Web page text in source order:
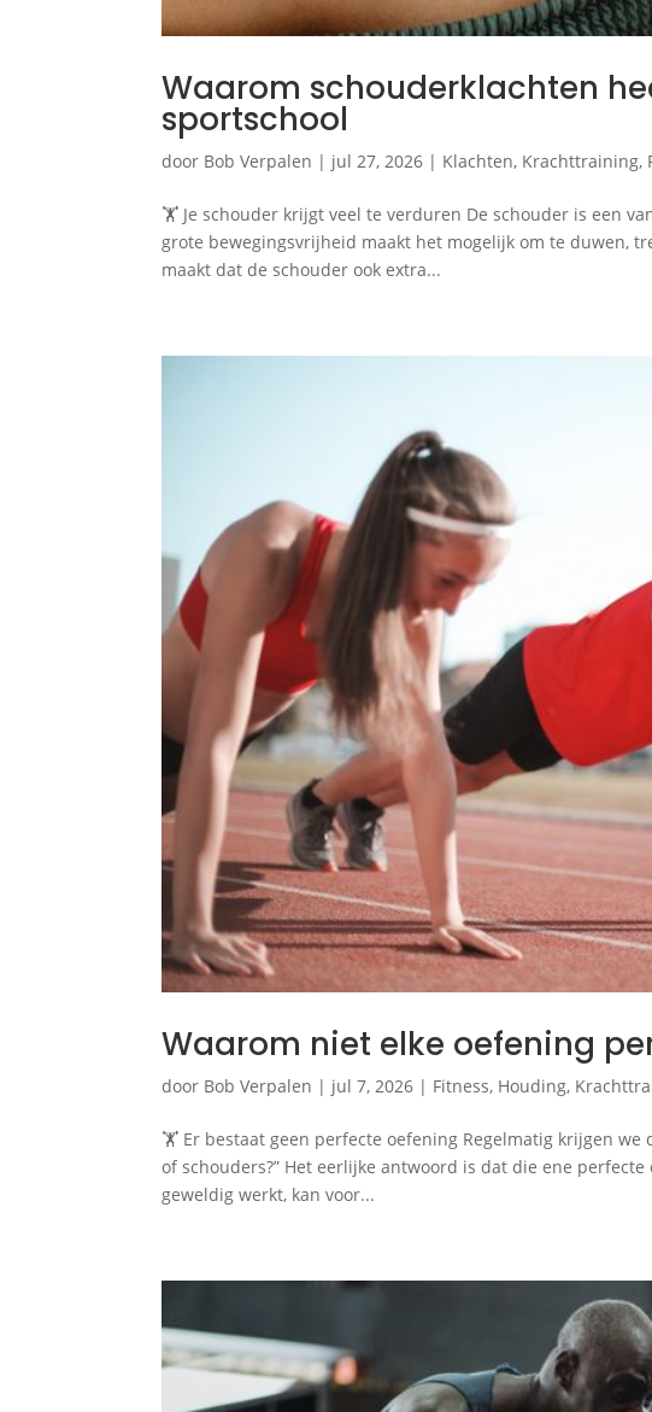
Waarom schouderklachten
sportschool
door Bob Verpalen | jul 27, 2026 | Klachten, Krachttraining,
🏋️ Je schouder krijgt veel te verduren De schouder is een
grote bewegingsvrijheid maakt het mogelijk om te duwen,
maakt dat de schouder ook extra...
Waarom niet elke oefening
door Bob Verpalen | jul 7, 2026 | Fitness, Houding,
🏋️ Er bestaat geen perfecte oefening Regelmatig krijgen
of schouders?” Het eerlijke antwoord is dat die ene
geweldig werkt, kan voor...